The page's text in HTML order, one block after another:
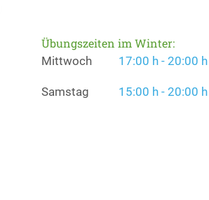
Übungszeiten im Winter:
Mittwoch 17:00 h - 20:00 h
Samstag 15:00 h - 20:00 h